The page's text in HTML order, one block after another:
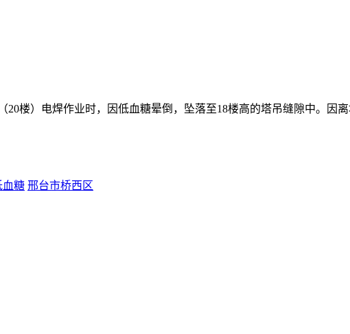
20楼）电焊作业时，因低血糖晕倒，坠落至18楼高的塔吊缝隙中。因
血糖 邢台市桥西区